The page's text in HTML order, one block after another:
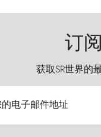
订
获取SR世界的
电子邮件地址